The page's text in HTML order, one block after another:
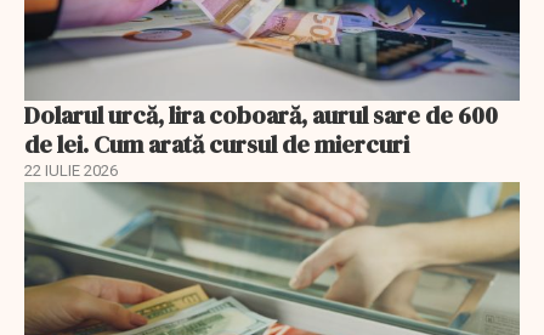
Dolarul urcă, lira coboară, aurul sare de 600
de lei. Cum arată cursul de miercuri
22 IULIE 2026